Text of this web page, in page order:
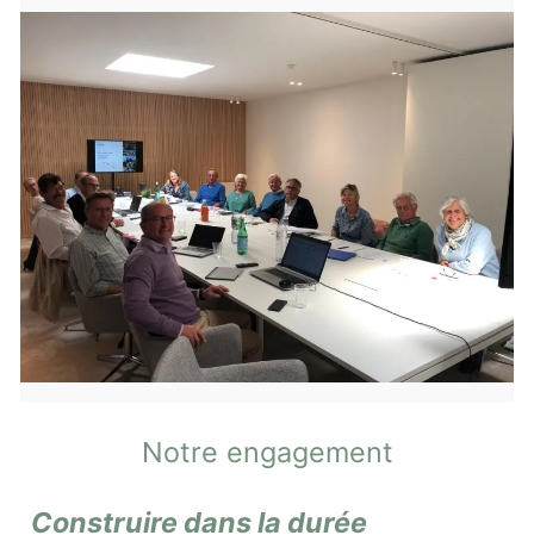
Notre engagement
Construire dans la durée